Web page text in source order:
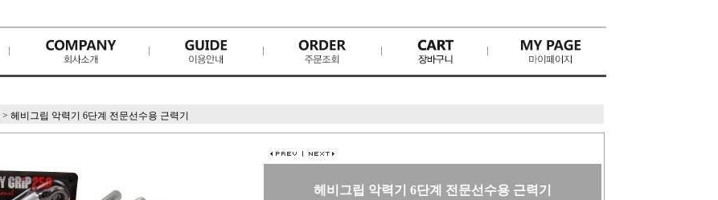
> 헤비그립 악력기 6단계 전문선수용 근력기
헤비그립 악력기 6단계 전문선수용 근력기